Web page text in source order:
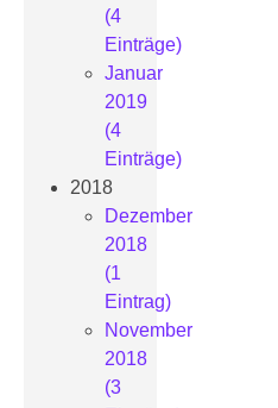
(4
Einträge)
Januar
2019
(4
Einträge)
2018
Dezember
2018
(1
Eintrag)
November
2018
(3